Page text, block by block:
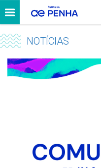
NOTÍCIAS